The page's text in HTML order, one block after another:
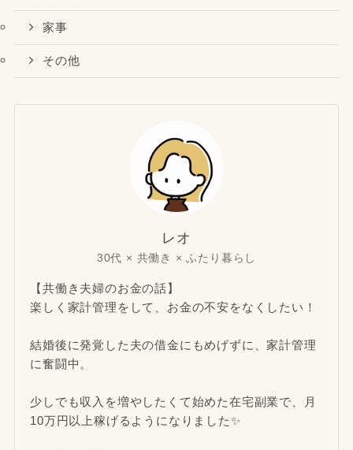
家事
その他
レオ
30代 × 共働き × ふたり暮らし
【共働き夫婦のお金の話】
楽しく家計管理をして、お金の不安をなくしたい！
結婚後に発覚した夫の借金にもめげずに、家計管理
に奮闘中。
少しでも収入を増やしたくて始めた在宅副業で、月
10万円以上稼げるようになりました✨